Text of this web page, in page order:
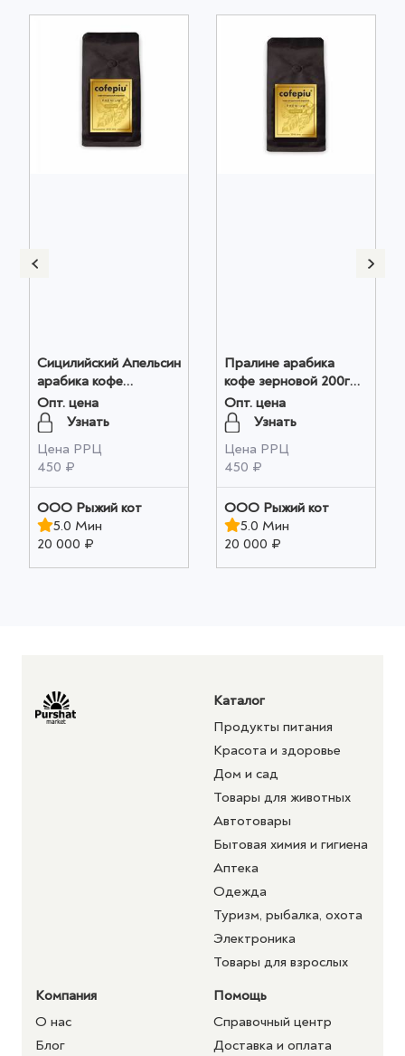
Сицилийский Апельсин
арабика кофе
зерновой 200г оптом
Опт. цена
Узнать
Цена РРЦ
450 ₽
ООО Рыжий кот
5.0 Мин
20 000 ₽
Пралине арабика
кофе зерновой 200г
оптом
Опт. цена
Узнать
Цена РРЦ
450 ₽
ООО Рыжий кот
5.0 Мин
20 000 ₽
Каталог
Продукты питания
Красота и здоровье
Дом и сад
Товары для животных
Автотовары
Бытовая химия и гигиена
Аптека
Одежда
Туризм, рыбалка, охота
Электроника
Товары для взрослых
Компания
О нас
Блог
Помощь
Справочный центр
Доставка и оплата